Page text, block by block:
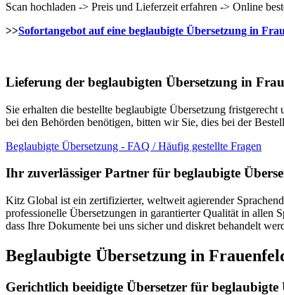
Scan hochladen -> Preis und Lieferzeit erfahren -> Online
>>Sofortangebot auf eine beglaubigte Übersetzung in
Lieferung der beglaubigten Übersetzung in
Sie erhalten die bestellte beglaubigte Übersetzung
bei den Behörden benötigen, bitten wir Sie, dies bei der
Beglaubigte Übersetzung - FAQ / Häufig gestellte Fragen
Ihr zuverlässiger Partner für beglaubigte
Kitz Global ist ein zertifizierter, weltweit agierender
professionelle Übersetzungen in garantierter Qualität in allen
dass Ihre Dokumente bei uns sicher und diskret behandelt
Beglaubigte Übersetzung in
Gerichtlich beeidigte Übersetzer für